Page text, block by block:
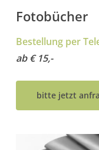
Fotobücher
Bestellung per
ab € 15,-
bitte jetzt